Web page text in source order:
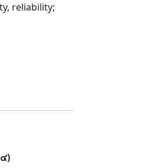
reliability;
๔)